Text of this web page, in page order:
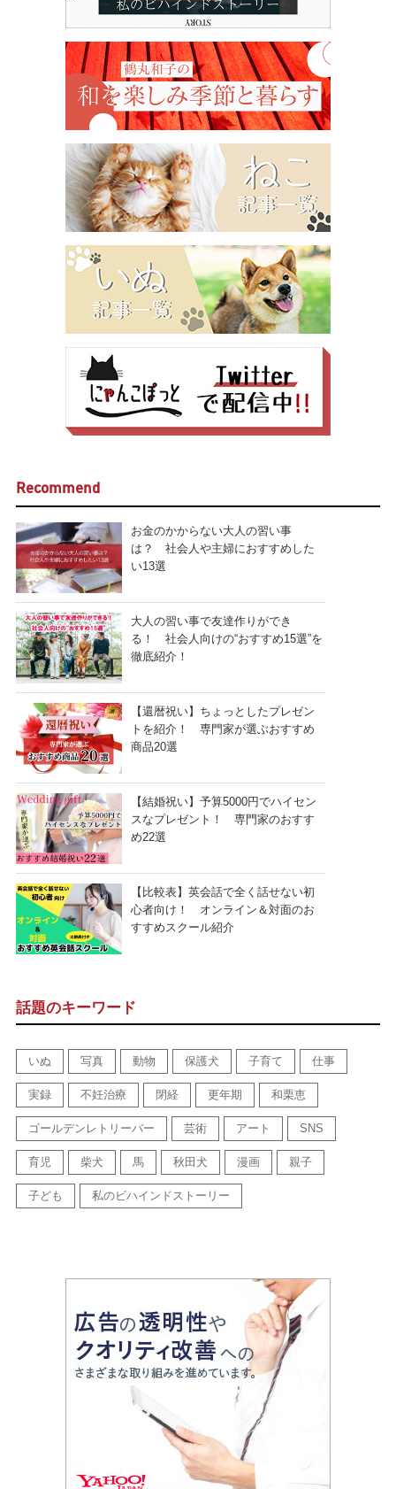
Recommend
お金のかからない大人の習い事
は？ 社会人や主婦におすすめした
い13選
大人の習い事で友達作りができ
る！ 社会人向けの“おすすめ15選”を
徹底紹介！
【還暦祝い】ちょっとしたプレゼン
トを紹介！ 専門家が選ぶおすすめ
商品20選
【結婚祝い】予算5000円でハイセン
スなプレゼント！ 専門家のおすす
め22選
【比較表】英会話で全く話せない初
心者向け！ オンライン＆対面のお
すすめスクール紹介
話題のキーワード
いぬ 写真 動物 保護犬 子育て 仕事
実録 不妊治療 閉経 更年期 和栗恵
ゴールデンレトリーバー 芸術 アート SNS
育児 柴犬 馬 秋田犬 漫画 親子
子ども 私のビハインドストーリー